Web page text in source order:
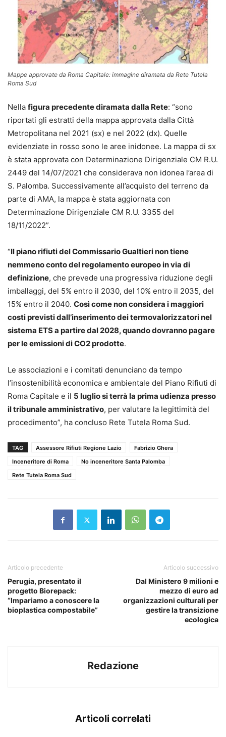
Mappe approvate da Roma Capitale: immagine diramata da Rete Tutela
Roma Sud
Nella figura precedente diramata dalla Rete: “sono
riportati gli estratti della mappa approvata dalla Città
Metropolitana nel 2021 (sx) e nel 2022 (dx). Quelle
evidenziate in rosso sono le aree inidonee. La mappa di sx
è stata approvata con Determinazione Dirigenziale CM R.U.
2449 del 14/07/2021 che considerava non idonea l’area di
S. Palomba. Successivamente all’acquisto del terreno da
parte di AMA, la mappa è stata aggiornata con
Determinazione Dirigenziale CM R.U. 3355 del
18/11/2022”.
“Il piano rifiuti del Commissario Gualtieri non tiene
nemmeno conto del regolamento europeo in via di
definizione, che prevede una progressiva riduzione degli
imballaggi, del 5% entro il 2030, del 10% entro il 2035, del
15% entro il 2040. Così come non considera i maggiori
costi previsti dall’inserimento dei termovalorizzatori nel
sistema ETS a partire dal 2028, quando dovranno pagare
per le emissioni di CO2 prodotte.
Le associazioni e i comitati denunciano da tempo
l’insostenibilità economica e ambientale del Piano Rifiuti di
Roma Capitale e il 5 luglio si terrà la prima udienza presso
il tribunale amministrativo, per valutare la legittimità del
procedimento”, ha concluso Rete Tutela Roma Sud.
TAG Assessore Rifiuti Regione Lazio
Fabrizio Ghera
Inceneritore di Roma
No inceneritore Santa Palomba
Rete Tutela Roma Sud
Articolo precedente
Perugia, presentato il
progetto Biorepack:
“Impariamo a conoscere la
bioplastica compostabile”
Articolo successivo
Dal Ministero 9 milioni e
mezzo di euro ad
organizzazioni culturali per
gestire la transizione
ecologica
Redazione
Articoli correlati